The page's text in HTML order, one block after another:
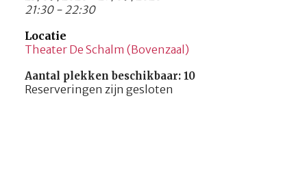
Activiteiten
Inschrijven
Galerij
Contact
21:30 - 22:30
Locatie
Theater De Schalm (Bovenzaal)
Aantal plekken beschikbaar: 10
Reserveringen zijn gesloten